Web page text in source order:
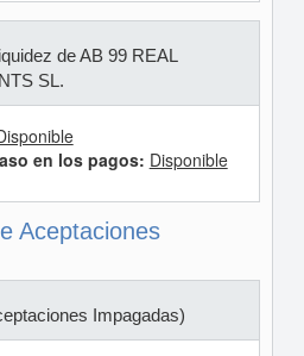
de AB 99 REAL
SL.
en los pagos: Disponible
Aceptaciones
Impagadas)